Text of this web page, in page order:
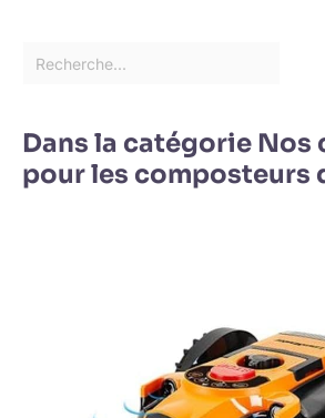
Dans la catégorie Nos
pour les composteurs